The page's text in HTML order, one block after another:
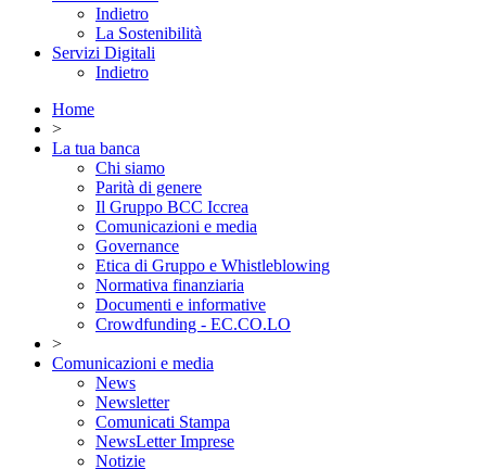
Indietro
La Sostenibilità
Servizi Digitali
Indietro
Home
>
La tua banca
Chi siamo
Parità di genere
Il Gruppo BCC Iccrea
Comunicazioni e media
Governance
Etica di Gruppo e Whistleblowing
Normativa finanziaria
Documenti e informative
Crowdfunding - EC.CO.LO
>
Comunicazioni e media
News
Newsletter
Comunicati Stampa
NewsLetter Imprese
Notizie